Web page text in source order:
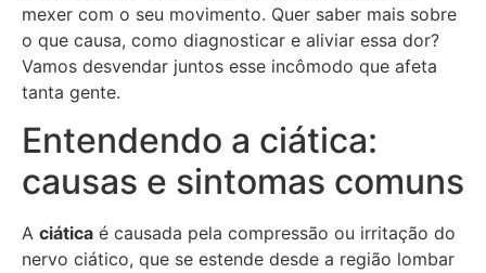
mexer com o seu movimento. Quer saber mais sobre
o que causa, como diagnosticar e aliviar essa dor?
Vamos desvendar juntos esse incômodo que afeta
tanta gente.
Entendendo a ciática:
causas e sintomas comuns
A ciática é causada pela compressão ou irritação do
nervo ciático, que se estende desde a região lombar